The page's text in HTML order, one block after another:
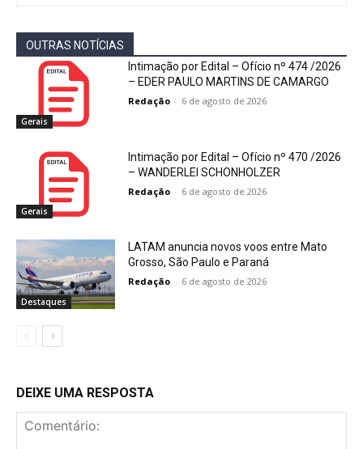
OUTRAS NOTÍCIAS
Gerais
Intimação por Edital – Ofício nº 474 /2026
– EDER PAULO MARTINS DE CAMARGO
Redação - 6 de agosto de 2026
Gerais
Intimação por Edital – Ofício nº 470 /2026
– WANDERLEI SCHONHOLZER
Redação - 6 de agosto de 2026
Destaques
LATAM anuncia novos voos entre Mato
Grosso, São Paulo e Paraná
Redação - 6 de agosto de 2026
DEIXE UMA RESPOSTA